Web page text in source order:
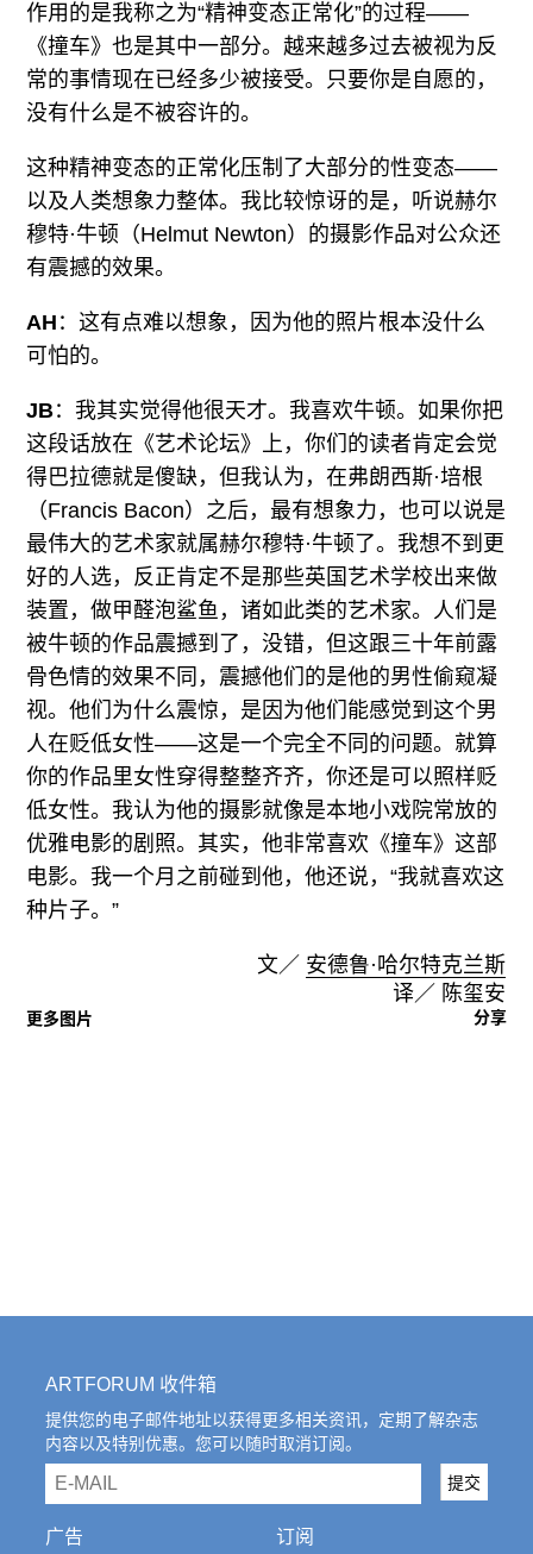
作用的是我称之为“精神变态正常化”的过程——
《撞车》也是其中一部分。越来越多过去被视为反
常的事情现在已经多少被接受。只要你是自愿的，
没有什么是不被容许的。
这种精神变态的正常化压制了大部分的性变态——
以及人类想象力整体。我比较惊讶的是，听说赫尔
穆特·牛顿（Helmut Newton）的摄影作品对公众还
有震撼的效果。
AH ：这有点难以想象，因为他的照片根本没什么
可怕的。
JB：我其实觉得他很天才。我喜欢牛顿。如果你把
这段话放在《艺术论坛》上，你们的读者肯定会觉
得巴拉德就是傻缺，但我认为，在弗朗西斯·培根
（Francis Bacon）之后，最有想象力，也可以说是
最伟大的艺术家就属赫尔穆特·牛顿了。我想不到更
好的人选，反正肯定不是那些英国艺术学校出来做
装置，做甲醛泡鲨鱼，诸如此类的艺术家。人们是
被牛顿的作品震撼到了，没错，但这跟三十年前露
骨色情的效果不同，震撼他们的是他的男性偷窥凝
视。他们为什么震惊，是因为他们能感觉到这个男
人在贬低女性——这是一个完全不同的问题。就算
你的作品里女性穿得整整齐齐，你还是可以照样贬
低女性。我认为他的摄影就像是本地小戏院常放的
优雅电影的剧照。其实，他非常喜欢《撞车》这部
电影。我一个月之前碰到他，他还说，“我就喜欢这
种片子。”
文／ 安德鲁·哈尔特克兰斯
译／ 陈玺安
更多图片 分享
ARTFORUM 收件箱
提供您的电子邮件地址以获得更多相关资讯，定期了解杂志
内容以及特别优惠。您可以随时取消订阅。
email 提交
广告 订阅